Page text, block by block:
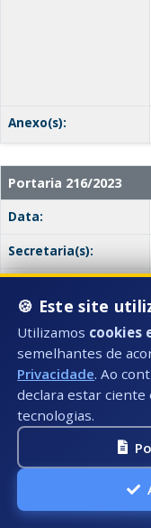
Anexo(s):
Portaria 216/2023
Data:
Secretaria(s):
Anexo(s):
🍪 Este site
Utilizamos cookies
semelhantes de
Privacidade. Ao
declara estar ciente
tecnologias.